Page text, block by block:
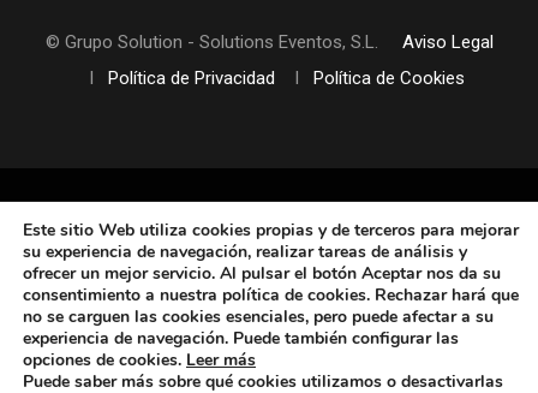
© Grupo Solution - Solutions Eventos, S.L.
Aviso Legal
I
Política de Privacidad I Política de Cookies
Este sitio Web utiliza cookies propias y de terceros para mejorar
su experiencia de navegación, realizar tareas de análisis y
ofrecer un mejor servicio. Al pulsar el botón Aceptar nos da su
consentimiento a nuestra política de cookies. Rechazar hará que
no se carguen las cookies esenciales, pero puede afectar a su
experiencia de navegación. Puede también configurar las
opciones de cookies. Leer más
Puede saber más sobre qué cookies utilizamos o desactivarlas